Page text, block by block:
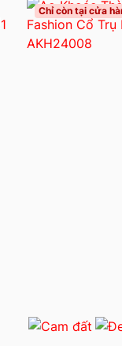
Chỉ còn tại cửa